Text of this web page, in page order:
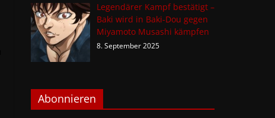
Legendärer Kampf bestätigt –
Baki wird in Baki-Dou gegen
Miyamoto Musashi kämpfen
8. September 2025
Abonnieren